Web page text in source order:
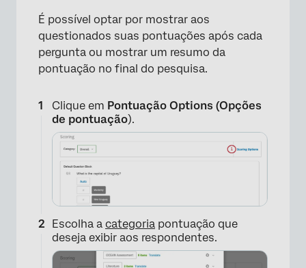
É possível optar por mostrar aos
questionados suas pontuações após cada
pergunta ou mostrar um resumo da
pontuação no final do pesquisa.
Clique em Pontuação Options (Opções
de pontuação).
Escolha a categoria pontuação que
deseja exibir aos respondentes.